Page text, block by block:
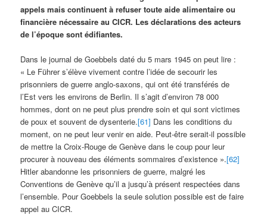
appels mais continuent à refuser toute aide alimentaire ou
financière nécessaire au CICR. Les déclarations des acteurs
de l’époque sont édifiantes.
Dans le journal de Goebbels daté du 5 mars 1945 on peut lire :
« Le Führer s’élève vivement contre l’idée de secourir les
prisonniers de guerre anglo-saxons, qui ont été transférés de
l’Est vers les environs de Berlin. Il s’agit d’environ 78 000
hommes, dont on ne peut plus prendre soin et qui sont victimes
de poux et souvent de dysenterie.[61] Dans les conditions du
moment, on ne peut leur venir en aide. Peut-être serait-il possible
de mettre la Croix-Rouge de Genève dans le coup pour leur
procurer à nouveau des éléments sommaires d’existence ».[62]
Hitler abandonne les prisonniers de guerre, malgré les
Conventions de Genève qu’il a jusqu’à présent respectées dans
l’ensemble. Pour Goebbels la seule solution possible est de faire
appel au CICR.